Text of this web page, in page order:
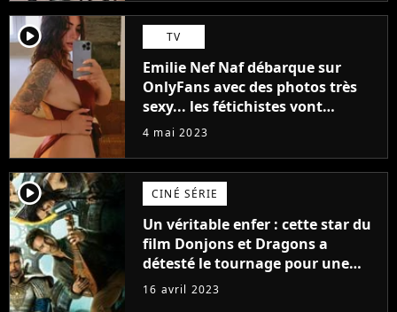
player2 TV
Emilie Nef Naf débarque sur
OnlyFans avec des photos très
sexy... les fétichistes vont
prendre leur pied !
4 mai 2023
player2 CINÉ SÉRIE
Un véritable enfer : cette star du
film Donjons et Dragons a
détesté le tournage pour une
raison très spéciale
16 avril 2023